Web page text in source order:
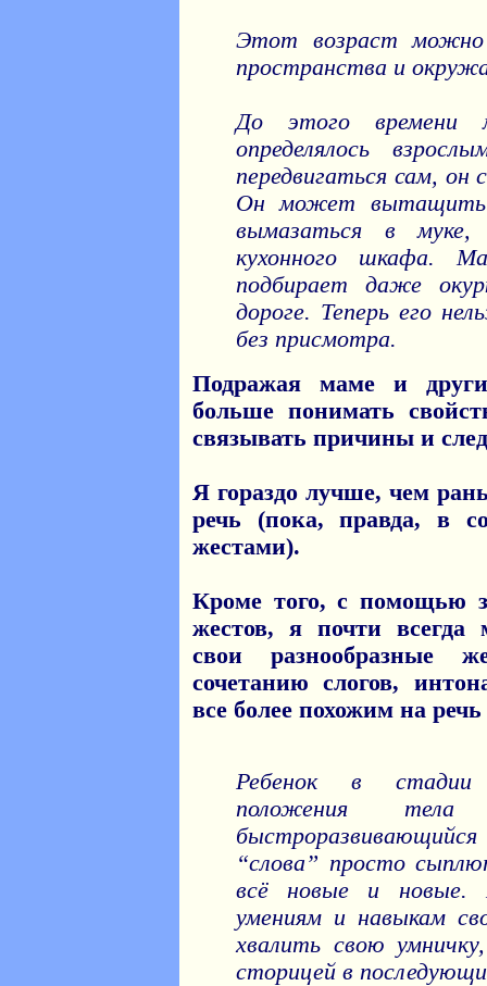
Этот возраст можно
пространства и
До этого времени
определялось
передвигаться сам, он
Он может вытащить
вымазаться в муке,
кухонного шкафа.
подбирает даже
дороге. Теперь его
без присмотра.
Подражая маме и
больше понимать
связывать причины и
Я гораздо лучше, чем
речь (пока, правда, в
жестами).
Кроме того, с помощью
жестов, я почти всегда
свои разнообразные
сочетанию слогов,
все более похожим на
Ребенок в стадии
положения
“слова” просто
всё новые и новые.
умениям и навыкам
хвалить свою
сторицей в